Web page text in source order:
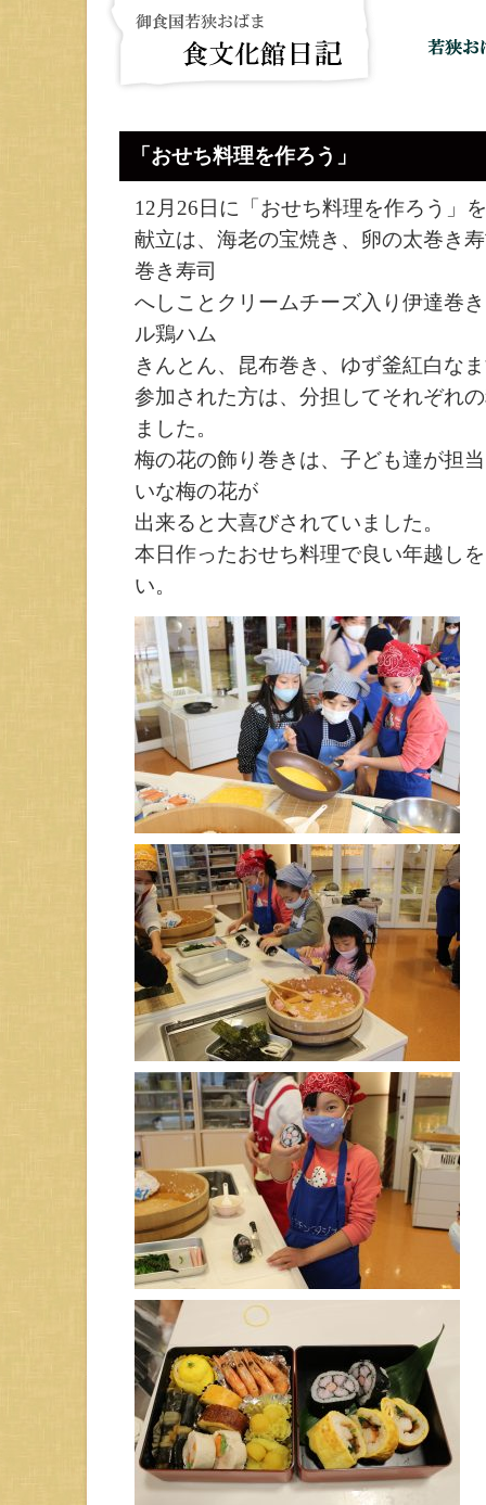
「おせち料理を作ろう」
12月26日に「おせち料理を作ろう」
献立は、海老の宝焼き、卵の太巻き
巻き寿司
へしことクリームチーズ入り伊達巻
ル鶏ハム
きんとん、昆布巻き、ゆず釜紅白な
参加された方は、分担してそれぞれ
ました。
梅の花の飾り巻きは、子ども達が担
いな梅の花が
出来ると大喜びされていました。
本日作ったおせち料理で良い年越し
い。